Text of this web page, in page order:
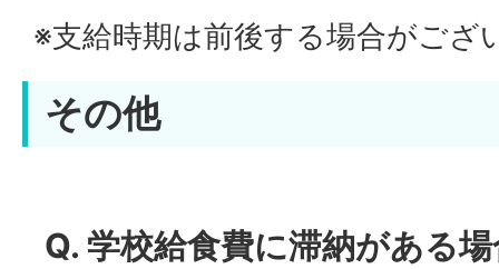
※支給時期は前後する場合がござ
その他
Q. 学校給食費に滞納がある